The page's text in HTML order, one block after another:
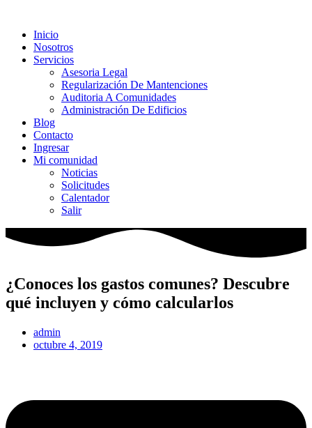
Inicio
Nosotros
Servicios
Asesoria Legal
Regularización De Mantenciones
Auditoria A Comunidades
Administración De Edificios
Blog
Contacto
Ingresar
Mi comunidad
Noticias
Solicitudes
Calentador
Salir
¿Conoces los gastos comunes? Descubre
qué incluyen y cómo calcularlos
admin
octubre 4, 2019